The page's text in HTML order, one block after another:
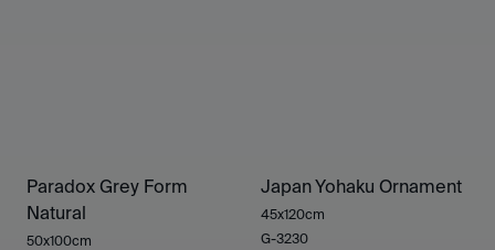
Paradox Grey Form
Natural
50x100cm
Japan Yohaku Ornament
45x120cm
G-3230